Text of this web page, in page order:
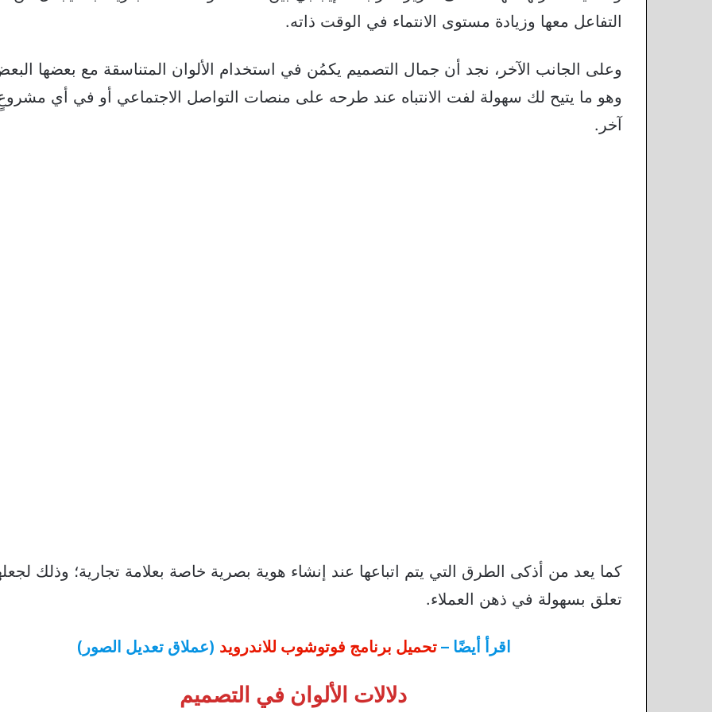
التفاعل معها وزيادة مستوى الانتماء في الوقت ذاته.
وعلى الجانب الآخر، نجد أن جمال التصميم يكمُن في استخدام الألوان المتناسقة مع بعضها
وهو ما يتيح لك سهولة لفت الانتباه عند طرحه على منصات التواصل الاجتماعي أو في أي
آخر.
كما يعد من أذكى الطرق التي يتم اتباعها عند إنشاء هوية بصرية خاصة بعلامة تجارية؛ وذلك
تعلق بسهولة في ذهن العملاء.
اقرأ أيضًا –تحميل برنامج فوتوشوب للاندرويد (عملاق تعديل الصور)
دلالات الألوان في التصميم